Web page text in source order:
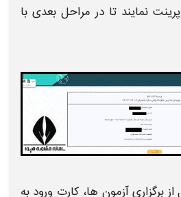
نمایند تا در مراحل بعدی با
برگزاری آزمون ها، کارت ورود به